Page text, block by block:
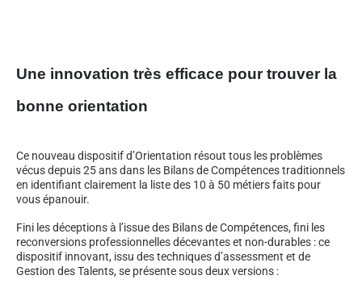
Une innovation très efficace pour trouver la
bonne orientation
Ce nouveau dispositif d’Orientation résout tous les problèmes
vécus depuis 25 ans dans les Bilans de Compétences traditionnels
en identifiant clairement la liste des 10 à 50 métiers faits pour
vous épanouir.
Fini les déceptions à l’issue des Bilans de Compétences, fini les
reconversions professionnelles décevantes et non-durables : ce
dispositif innovant, issu des techniques d’assessment et de
Gestion des Talents, se présente sous deux versions :